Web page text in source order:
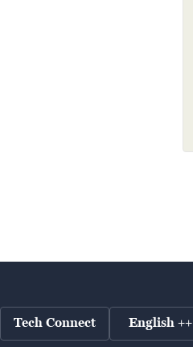
Tech Connect English ++